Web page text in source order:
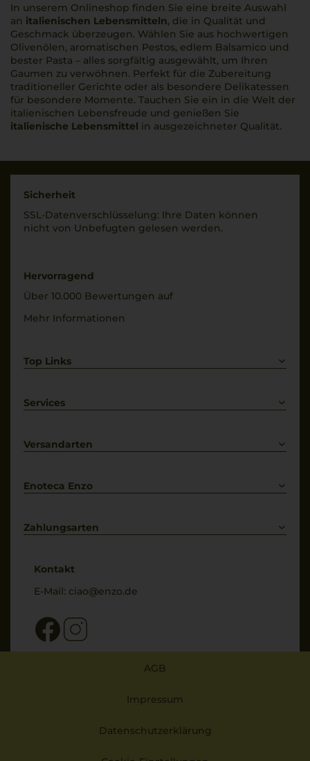
In unserem Onlineshop finden Sie eine breite Auswahl
an italienischen Lebensmitteln, die in Qualität und
Geschmack überzeugen. Wählen Sie aus hochwertigen
Olivenölen, aromatischen Pestos, edlem Balsamico und
bester Pasta – alles sorgfältig ausgewählt, um Ihren
Gaumen zu verwöhnen. Perfekt für die Zubereitung
traditioneller Gerichte oder als besondere Delikatessen
für besondere Momente. Tauchen Sie ein in die Welt der
italienischen Lebensfreude und genießen Sie
italienische Lebensmittel in ausgezeichneter Qualität.
Sicherheit
SSL-Daten­verschlüs­selung: Ihre Daten können
nicht von Unbe­fugten gelesen werden.
Hervorragend
Über 10.000 Bewertungen auf
Mehr Informationen
Top Links
Weißwein
Services
Kontakt
Versandarten
Enoteca Enzo
Bewertungs-Richtlinien
Zahlungsarten
Kontakt
E-Mail: ciao@enzo.de
AGB
Impressum
Datenschutzerklärung